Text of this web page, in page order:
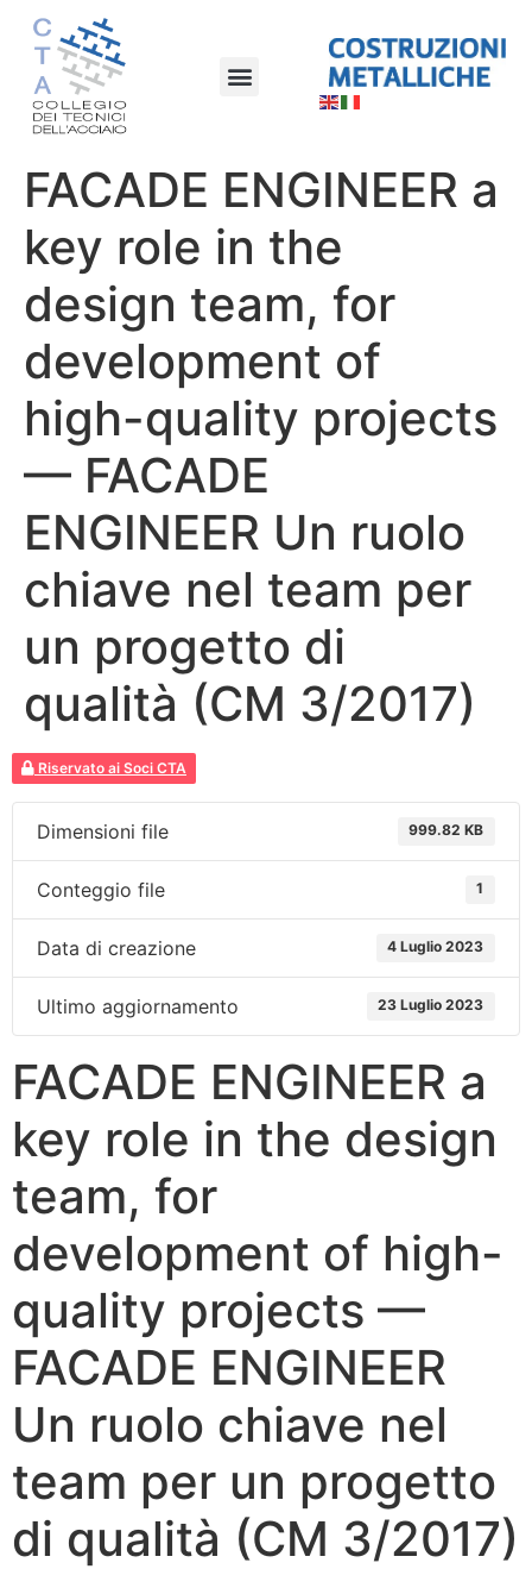
FACADE ENGINEER a
key role in the
design team, for
development of
high-quality projects
— FACADE
ENGINEER Un ruolo
chiave nel team per
un progetto di
qualità (CM 3/2017)
Riservato ai Soci CTA
Dimensioni file 999.82 KB
Conteggio file 1
Data di creazione 4 Luglio 2023
Ultimo aggiornamento 23 Luglio 2023
FACADE ENGINEER a
key role in the design
team, for
development of high-
quality projects —
FACADE ENGINEER
Un ruolo chiave nel
team per un progetto
di qualità (CM 3/2017)